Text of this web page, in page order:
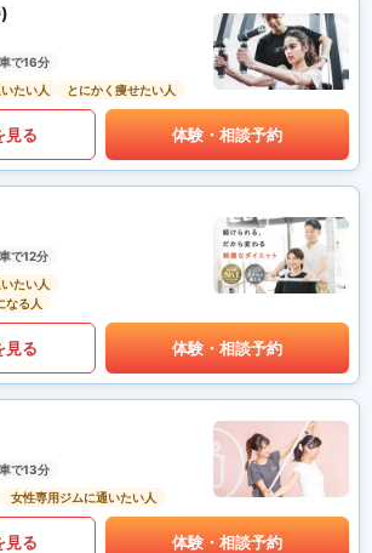
で16分
たい人
とにかく痩せたい人
見る 体験・相談予約
で12分
たい人
なる人
見る 体験・相談予約
で13分
女性専用ジムに通いたい人
見る 体験・相談予約